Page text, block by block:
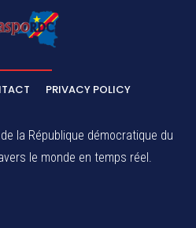
PRIVACY POLICY
la République démocratique du
le monde en temps réel.